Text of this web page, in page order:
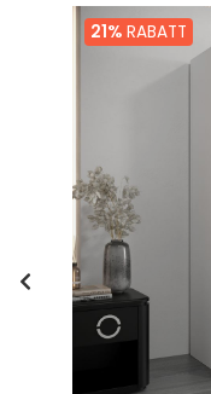
21% RABATT